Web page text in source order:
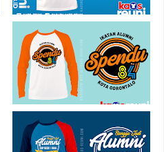
Kaos Reuni Alumni SMA 1 KABAENA
Kaos Reuni Ikatan Alumni Spendu
Gorontalo - Sablon Kaos Reuni
Gathering